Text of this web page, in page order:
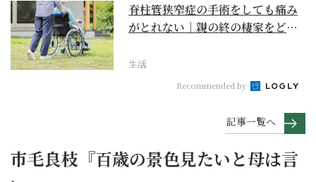
脊柱管狭窄症の手術をしても痛み
がとれない｜親の終の棲家をどう
生活
Recommended by
記事一覧へ
市毛良枝『百歳の景色見たいと母は言